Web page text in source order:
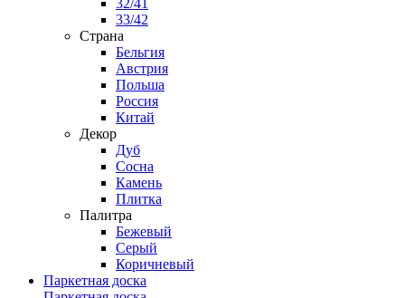
32/41
33/42
Страна
Бельгия
Австрия
Польша
Россия
Китай
Декор
Дуб
Сосна
Камень
Плитка
Палитра
Бежевый
Серый
Коричневый
Паркетная доска